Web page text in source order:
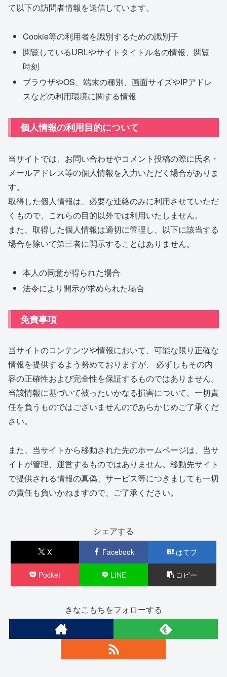
て以下の訪問者情報を送信しています。
Cookie等の利用者を識別するための識別子
閲覧しているURLやサイトタイトル名の情報、閲覧
時刻
ブラウザやOS、端末の種別、画面サイズやIPアドレ
スなどの利用環境に関する情報
個人情報の利用目的について
当サイトでは、お問い合わせやコメント投稿の際に氏名・
メールアドレス等の個人情報を入力いただく場合がありま
す。
取得した個人情報は、必要な連絡のみに利用させていただ
くもので、これらの目的以外では利用いたしません。
また、取得した個人情報は適切に管理し、以下に該当する
場合を除いて第三者に開示することはありません。
本人の同意が得られた場合
法令により開示が求められた場合
免責事項
当サイトのコンテンツや情報において、可能な限り正確な
情報を提供するよう努めておりますが、 必ずしもその内
容の正確性および完全性を保証するものではありません。
当該情報に基づいて被ったいかなる損害について、一切責
任を負うものではございませんのであらかじめご了承くだ
さい。
また、当サイトから移動された先のホームページは、当サ
イトが管理、運営するものではありません。移動先サイト
で提供される情報の真偽、サービス等につきましても一切
の責任も負いかねますので、ご了承ください。
シェアする
X Facebook はてブ
Pocket LINE コピー
きなこもちをフォローする